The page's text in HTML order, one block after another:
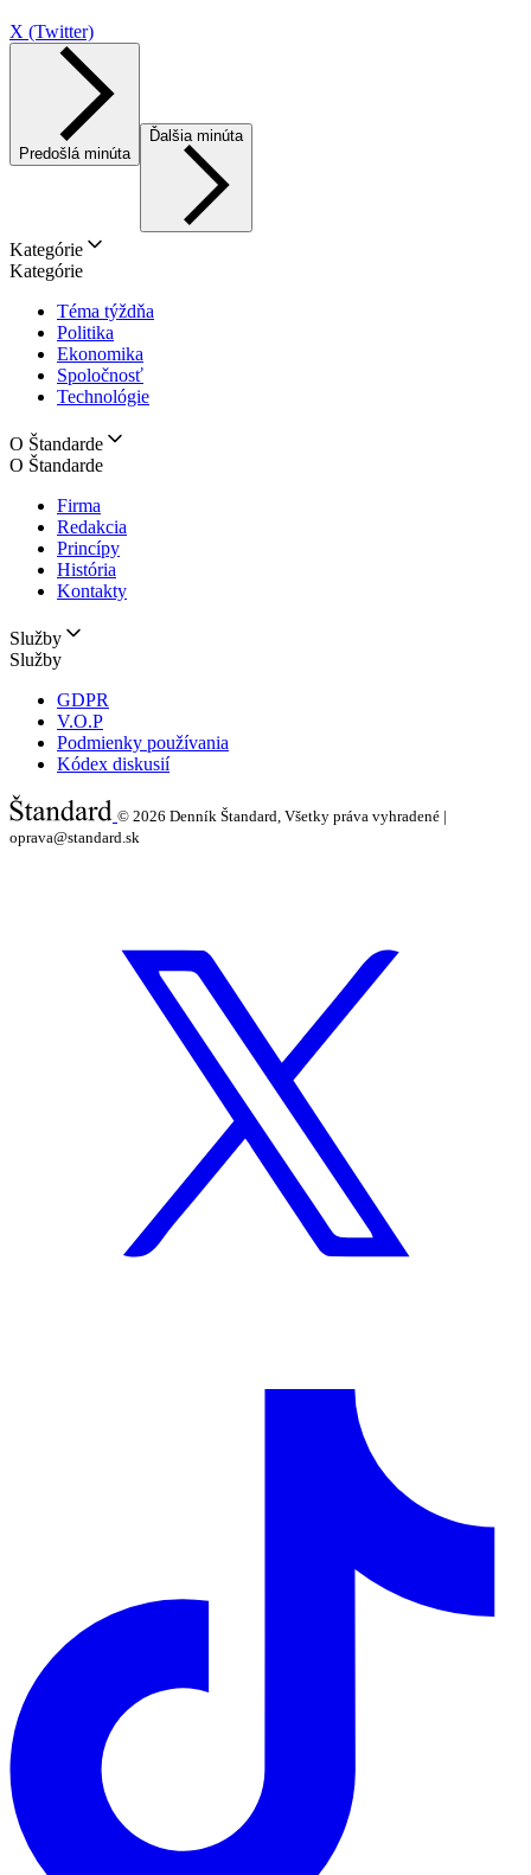
X (Twitter)
Predošlá minúta
Ďalšia minúta
Kategórie
Kategórie
Téma týždňa
Politika
Ekonomika
Spoločnosť
Technológie
O Štandarde
O Štandarde
Firma
Redakcia
Princípy
História
Kontakty
Služby
Služby
GDPR
V.O.P
Podmienky používania
Kódex diskusií
© 2026 Denník Štandard, Všetky práva vyhradené |
oprava@standard.sk